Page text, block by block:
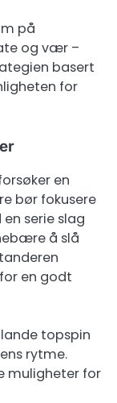
på
og vær –
basert
for
en
bør fokusere
serie slag
å slå
en godt
topspin
rytme.
muligheter for